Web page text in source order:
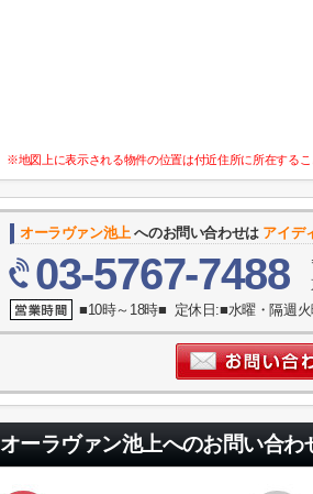
※地図上に表示される物件の位置は付近住所に所在する
オーラヴァン池上へのお問い合わせは アイデ
03-5767-7488
■10時～18時■ 定休日:■水曜・隔週
オーラヴァン池上へのお問い合わ